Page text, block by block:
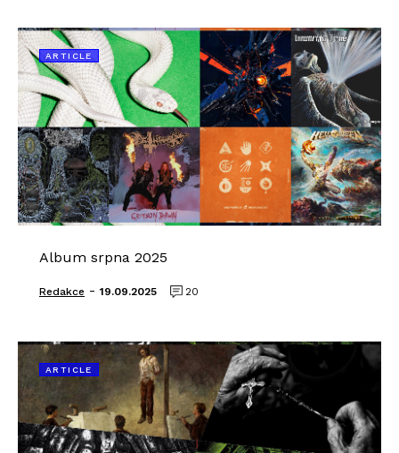
ARTICLE
Album srpna 2025
Redakce - 19.09.2025 20
ARTICLE